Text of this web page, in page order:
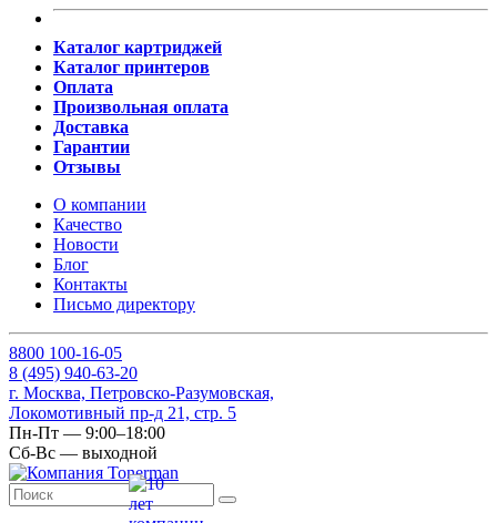
Каталог картриджей
Каталог принтеров
Оплата
Произвольная оплата
Доставка
Гарантии
Отзывы
О компании
Качество
Новости
Блог
Контакты
Письмо директору
8800 100-16-05
8 (495) 940-63-20
г. Москва, Петровско-Разумовская,
Локомотивный пр-д 21, стр. 5
Пн-Пт — 9:00–18:00
Сб-Вс — выходной